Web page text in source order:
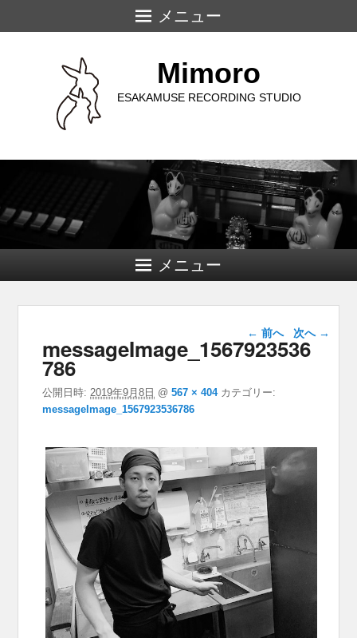
メニュー
Mimoro
ESAKAMUSE RECORDING STUDIO
メニュー
画像ナビゲー
ション
← 前へ 次へ →
messageImage_1567923536
786
公開日時: 2019年9月8日 @567 × 404カテゴリー:
messageImage_1567923536786